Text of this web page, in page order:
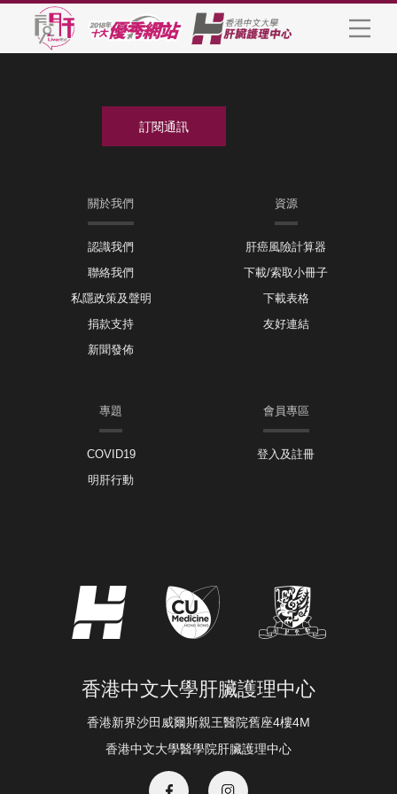
關於我們
認識我們
聯絡我們
私隱政策及聲明
捐款支持
新聞發佈
資源
肝癌風險計算器
下載/索取小冊子
下載表格
友好連結
專題
COVID19
明肝行動
會員專區
登入及註冊
香港中文大學肝臟護理中心
香港新界沙田威爾斯親王醫院舊座4樓4M
香港中文大學醫學院肝臟護理中心